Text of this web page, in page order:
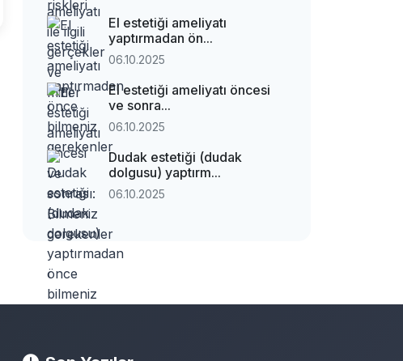
El estetiği ameliyatı
yaptırmadan ön...
06.10.2025
El estetiği ameliyatı öncesi
ve sonra...
06.10.2025
Dudak estetiği (dudak
dolgusu) yaptırm...
06.10.2025